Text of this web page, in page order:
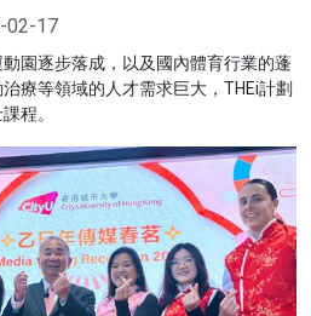
02-17
園逐步落成，以及國內體育行業的蓬
療等領域的人才需求巨大，THEi計劃
程。